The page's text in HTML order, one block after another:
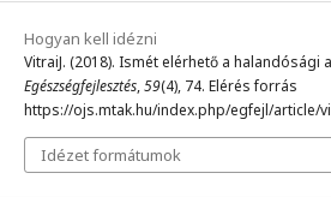
Hogyan kell idézni
VitraiJ. (2018). Ismét elérhető a halandósági
Egészségfejlesztés,59(4), 74. Elérés forrás
https://ojs.mtak.hu/index.php/egfejl/article/
Idézet formátumok